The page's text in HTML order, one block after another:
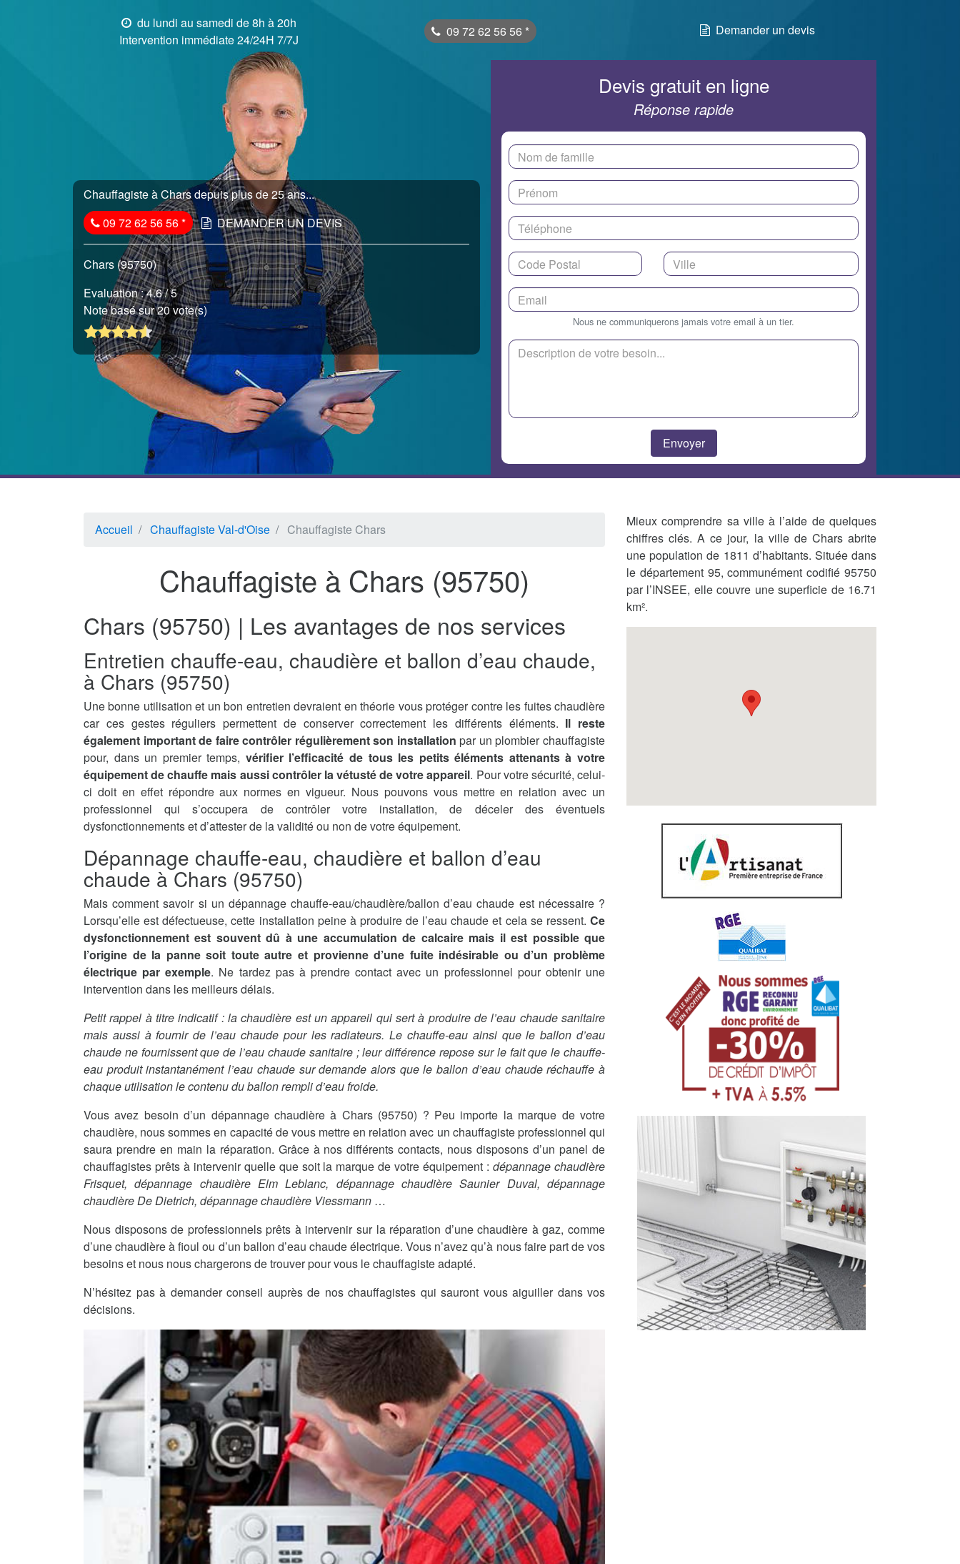
du lundi au samedi de 8h à 20h
Intervention immédiate 24/24H 7/7J
09 72 62 56 56 * Demander un devis
Chauffagiste à Chars depuis plus de 25 ans...
09 72 62 56 56* DEMANDER UN DEVIS
Chars (95750)
Evaluation :4.6/ 5
Note basé sur 20 vote(s)
Devis gratuit en ligne
Réponse rapide
Nous ne communiquerons jamais votre email à un tier.
Accueil Chauffagiste Val-d'Oise Chauffagiste Chars
Chauffagiste à Chars (95750)
Chars (95750) | Les avantages de nos services
Entretien chauffe-eau, chaudière et ballon d’eau chaude,
à Chars (95750)
Une bonne utilisation et un bon entretien devraient en théorie vous protéger contre les fuites chaudière
car ces gestes réguliers permettent de conserver correctement les différents éléments. Il reste
également important de faire contrôler régulièrement son installation par un plombier chauffagiste
pour, dans un premier temps, vérifier l’efficacité de tous les petits éléments attenants à votre
équipement de chauffe mais aussi contrôler la vétusté de votre appareil. Pour votre sécurité, celui-
ci doit en effet répondre aux normes en vigueur. Nous pouvons vous mettre en relation avec un
professionnel qui s’occupera de contrôler votre installation, de déceler des éventuels
dysfonctionnements et d’attester de la validité ou non de votre équipement.
Dépannage chauffe-eau, chaudière et ballon d’eau
chaude à Chars (95750)
Mais comment savoir si un dépannage chauffe-eau/chaudière/ballon d’eau chaude est nécessaire ?
Lorsqu’elle est défectueuse, cette installation peine à produire de l’eau chaude et cela se ressent. Ce
dysfonctionnement est souvent dû à une accumulation de calcaire mais il est possible que
l’origine de la panne soit toute autre et provienne d’une fuite indésirable ou d’un problème
électrique par exemple. Ne tardez pas à prendre contact avec un professionnel pour obtenir une
intervention dans les meilleurs délais.
Petit rappel à titre indicatif : la chaudière est un appareil qui sert à produire de l’eau chaude sanitaire
mais aussi à fournir de l’eau chaude pour les radiateurs. Le chauffe-eau ainsi que le ballon d’eau
chaude ne fournissent que de l’eau chaude sanitaire ; leur différence repose sur le fait que le chauffe-
eau produit instantanément l’eau chaude sur demande alors que le ballon d’eau chaude réchauffe à
chaque utilisation le contenu du ballon rempli d’eau froide.
Vous avez besoin d’un dépannage chaudière à Chars (95750) ? Peu importe la marque de votre
chaudière, nous sommes en capacité de vous mettre en relation avec un chauffagiste professionnel qui
saura prendre en main la réparation. Grâce à nos différents contacts, nous disposons d’un panel de
chauffagistes prêts à intervenir quelle que soit la marque de votre équipement :dépannage chaudière
Frisquet, dépannage chaudière Elm Leblanc, dépannage chaudière Saunier Duval, dépannage
chaudière De Dietrich, dépannage chaudière Viessmann …
Nous disposons de professionnels prêts à intervenir sur la réparation d’une chaudière à gaz, comme
d’une chaudière à fioul ou d’un ballon d’eau chaude électrique. Vous n’avez qu’à nous faire part de vos
besoins et nous nous chargerons de trouver pour vous le chauffagiste adapté.
N’hésitez pas à demander conseil auprès de nos chauffagistes qui sauront vous aiguiller dans vos
décisions.
Mieux comprendre sa ville à l’aide de quelques
chiffres clés. A ce jour, la ville de Chars abrite
une population de 1811 d’habitants. Située dans
le département 95, communément codifié 95750
par l’INSEE, elle couvre une superficie de 16.71
km².